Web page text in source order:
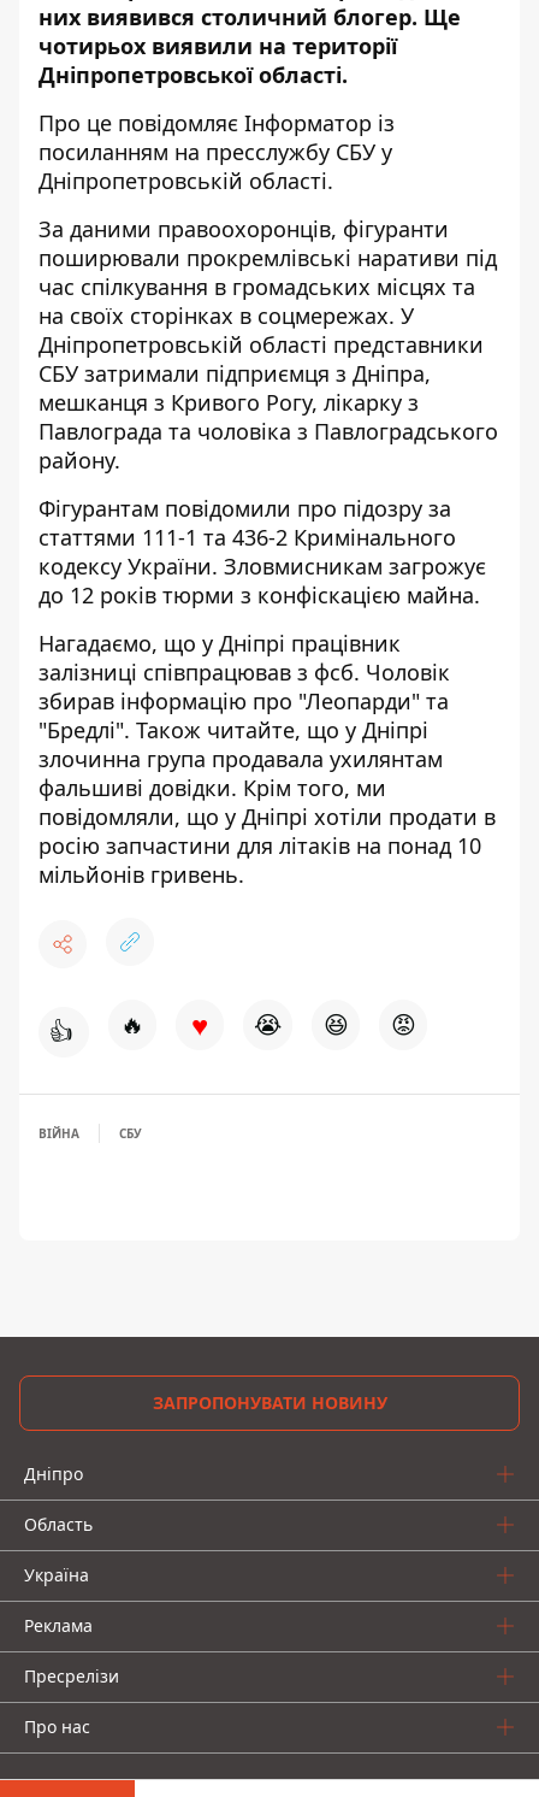
них виявився столичний блогер. Ще
чотирьох виявили на території
Дніпропетровської області.
Про це повідомляє Інформатор із
посиланням на пресслужбу СБУ у
Дніпропетровській області.
За даними правоохоронців, фігуранти
поширювали прокремлівські наративи під
час спілкування в громадських місцях та
на своїх сторінках в соцмережах. У
Дніпропетровській області представники
СБУ затримали підприємця з Дніпра,
мешканця з Кривого Рогу, лікарку з
Павлограда та чоловіка з Павлоградського
району.
Фігурантам повідомили про підозру за
статтями 111-1 та 436-2 Кримінального
кодексу України. Зловмисникам загрожує
до 12 років тюрми з конфіскацією майна.
Нагадаємо, що у Дніпрі працівник
залізниці співпрацював з фсб. Чоловік
збирав інформацію про "Леопарди" та
"Бредлі". Також читайте, що у Дніпрі
злочинна група продавала ухилянтам
фальшиві довідки. Крім того, ми
повідомляли, що у Дніпрі хотіли продати в
росію запчастини для літаків на понад 10
мільйонів гривень.
👍 🔥 ♥ 😭 😆 😡
ВІЙНА СБУ
ЗАПРОПОНУВАТИ НОВИНУ
Дніпро
Область
Україна
Реклама
Пресрелізи
Про нас